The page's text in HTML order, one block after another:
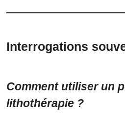
Interrogations
Comment utiliser un
lithothérapie ?